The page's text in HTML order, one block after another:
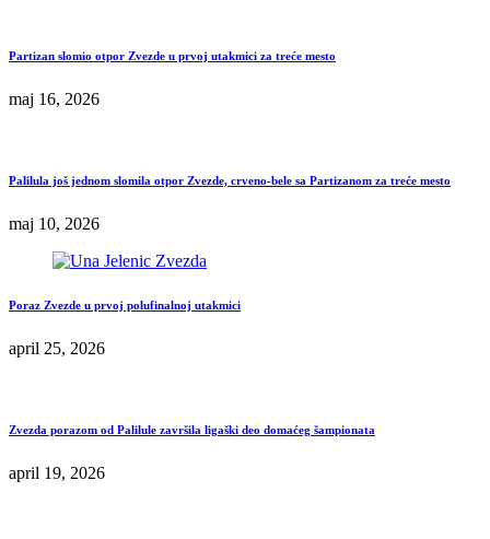
Partizan slomio otpor Zvezde u prvoj utakmici za treće mesto
maj 16, 2026
Palilula još jednom slomila otpor Zvezde, crveno-bele sa Partizanom za treće mesto
maj 10, 2026
Poraz Zvezde u prvoj polufinalnoj utakmici
april 25, 2026
Zvezda porazom od Palilule završila ligaški deo domaćeg šampionata
april 19, 2026